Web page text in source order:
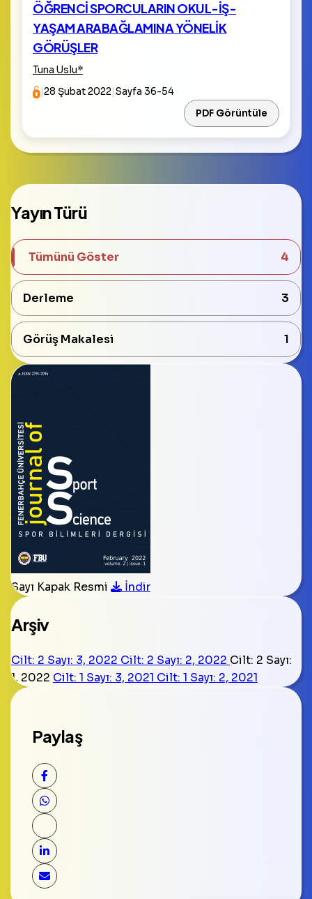
ÖĞRENCİ SPORCULARIN OKUL-İŞ-
YAŞAM ARABAĞLAMINA YÖNELİK
GÖRÜŞLER
Tuna Uslu*
|28 Şubat 2022 Sayfa 36-54
PDF Görüntüle
Yayın Türü
Tümünü Göster 4
Derleme 3
Görüş Makalesi 1
Sayı Kapak Resmi İndir
Arşiv
Cilt: 2 Sayı: 3, 2022 Cilt: 2 Sayı: 2, 2022 Cilt: 2 Sayı:
1, 2022 Cilt: 1 Sayı: 3, 2021 Cilt: 1 Sayı: 2, 2021
Paylaş